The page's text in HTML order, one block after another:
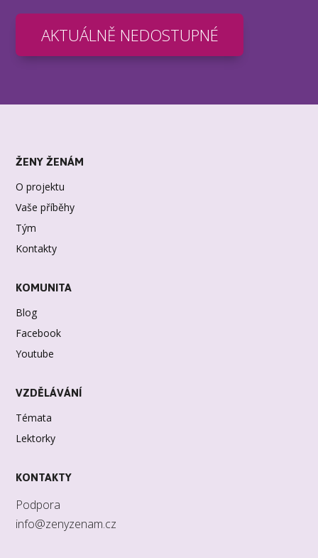
AKTUÁLNĚ NEDOSTUPNÉ
ŽENY ŽENÁM
O projektu
Vaše příběhy
Tým
Kontakty
KOMUNITA
Blog
Facebook
Youtube
VZDĚLÁVÁNÍ
Témata
Lektorky
KONTAKTY
Podpora
info@zenyzenam.cz